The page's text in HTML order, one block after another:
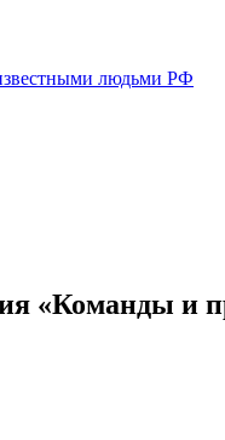
людьми РФ
«Команды и